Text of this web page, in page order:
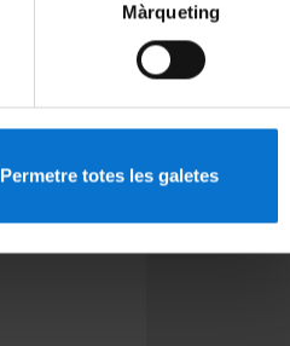
Màrqueting
Permetre totes les galetes
PEU 3